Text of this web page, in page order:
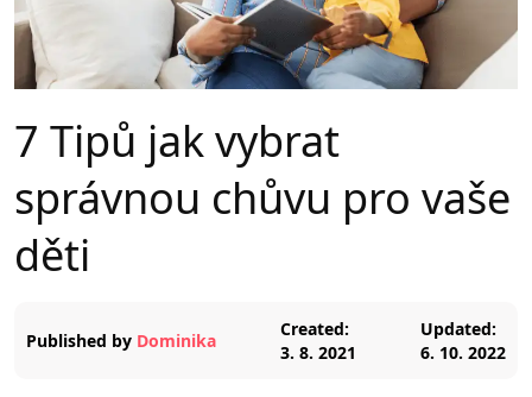
7 Tipů jak vybrat
správnou chůvu pro vaše
děti
Published by Dominika
Created:
3. 8. 2021
Updated:
6. 10. 2022